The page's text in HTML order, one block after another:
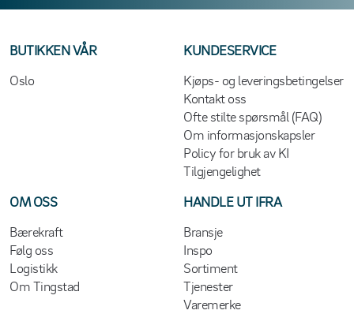
BUTIKKEN VÅR
Oslo
KUNDESERVICE
Kjøps- og leveringsbetingelser
Kontakt oss
Ofte stilte spørsmål (FAQ)
Om informasjonskapsler
Policy for bruk av KI
Tilgjengelighet
OM OSS
Bærekraft
Følg oss
Logistikk
Om Tingstad
HANDLE UT IFRA
Bransje
Inspo
Sortiment
Tjenester
Varemerke